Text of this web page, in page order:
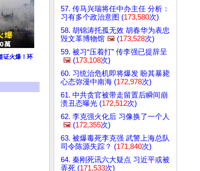
证火爆！环
57. 传马兴瑞将任中办主任 分析：
习有多个政治意图 (173,580次)
58. 胡锦涛托孤无效 胡春华为表忠
毁文革博物馆 🖼️ (173,528次)
59. 被习“压着打” 传李强已提辞呈
🖼️ (173,108次)
60. 习统治危机即将爆发 盼其暴毙
心态弥漫中南海 (172,978次)
61. 中共贪官被带走留置后瞬间崩
溃丑态曝光 (172,512次)
62. 李克强火化后 习像换了一个人
🖼️ (172,355次)
63. 被爆毒死李克强 武警上海总队
司令陈源失踪？ (171,840次)
64. 秦刚死讯六大疑点 习近平或被
弄死 (171,533次)